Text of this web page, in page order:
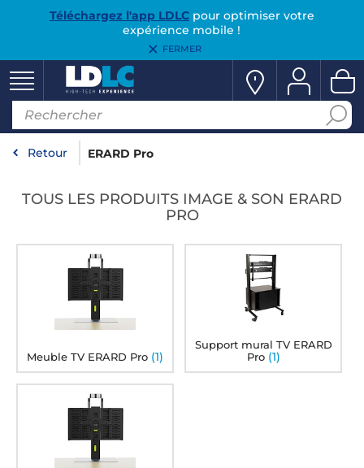
Téléchargez l'app LDLCpour optimiser votre
expérience mobile !
FERMER
Retour ERARD Pro
TOUS LES PRODUITS IMAGE & SON ERARD
PRO
Meuble TV ERARD Pro (1)
Support mural TV ERARD
Pro (1)